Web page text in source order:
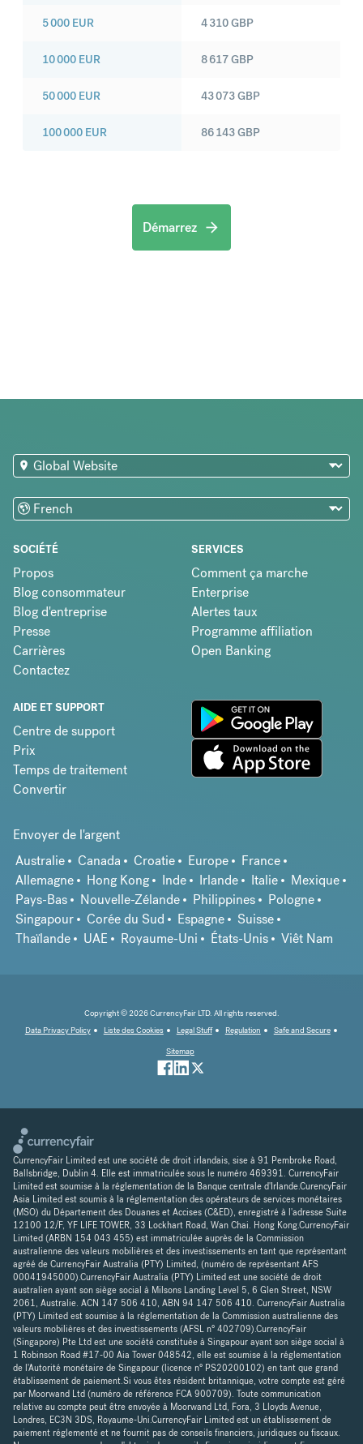
5 000 EUR
10 000 EUR
50 000 EUR
100 000 EUR
4 310GBP
8 617GBP
43 073GBP
86 143GBP
Démarrez
SOCIÉTÉ
Propos
Blog consommateur
Blog d'entreprise
Presse
Carrières
Contactez
SERVICES
Comment ça marche
Enterprise
Alertes taux
Programme affiliation
Open Banking
AIDE ET SUPPORT
Centre de support
Prix
Temps de traitement
Convertir
Envoyer de l'argent
Australie
Canada Croatie Europe
France
Allemagne
Hong Kong Inde Irlande Italie
Mexique
Pays-Bas
Nouvelle-Zélande Philippines
Pologne
Singapour
Corée du Sud Espagne
Suisse
Thaïlande
UAE Royaume-Uni États-Unis Viêt Nam
Copyright © 2026 CurrencyFair LTD. All rights reserved.
Data Privacy Policy
Liste des Cookies Legal Stuff Regulation
Safe and Secure
Sitemap
CurrencyFair Limited est une société de droit irlandais, sise à 91 Pembroke Road,
Ballsbridge, Dublin 4. Elle est immatriculée sous le numéro 469391. CurrencyFair
Limited est soumise à la réglementation de la Banque centrale d'Irlande.CurencyFair
Asia Limited est soumis à la réglementation des opérateurs de services monétaires
(MSO) du Département des Douanes et Accises (C&ED), enregistré à l'adresse Suite
12100 12/F, YF LIFE TOWER, 33 Lockhart Road, Wan Chai. Hong Kong.CurrencyFair
Limited (ARBN 154 043 455) est immatriculée auprès de la Commission
australienne des valeurs mobilières et des investissements en tant que représentant
agréé de CurrencyFair Australia (PTY) Limited, (numéro de représentant AFS
00041945000).CurrencyFair Australia (PTY) Limited est une société de droit
australien ayant son siège social à Milsons Landing Level 5, 6 Glen Street, NSW
2061, Australie. ACN 147 506 410, ABN 94 147 506 410. CurrencyFair Australia
(PTY) Limited est soumise à la réglementation de la Commission australienne des
valeurs mobilières et des investissements (AFSL n° 402709).CurrencyFair
(Singapore) Pte Ltd est une société constituée à Singapour ayant son siège social à
1 Robinson Road #17-00 Aia Tower 048542, elle est soumise à la réglementation
de l'Autorité monétaire de Singapour (licence n° PS20200102) en tant que grand
établissement de paiement.Si vous êtes résident britannique, votre compte est géré
par Moorwand Ltd (numéro de référence FCA 900709). Toute communication
relative au compte peut être envoyée à Moorwand Ltd, Fora, 3 Lloyds Avenue,
Londres, EC3N 3DS, Royaume-Uni.CurrencyFair Limited est un établissement de
paiement réglementé et ne fournit pas de conseils financiers, juridiques ou fiscaux.